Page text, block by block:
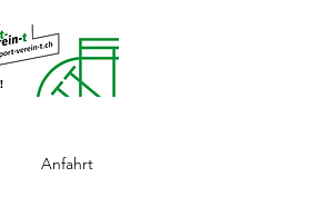
Anfahrt